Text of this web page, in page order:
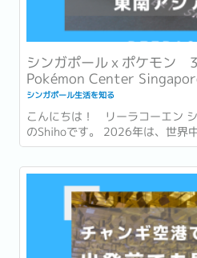
シンガポールｘポケモン
Pokémon Center
シンガポール生活を知る
こんにちは！ リーラコーエン
のShihoです。 2026年は、世界
ンスター (ポケモン)」が誕生し
す。 ゲームやアニメ、カードゲ
まれ、日本を代表するコンテン